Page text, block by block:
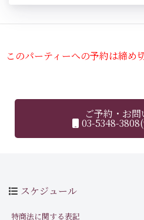
このパーティーへの予約は締め
ご予約・お
03-5348-
スケジュール
特商法に関する表記